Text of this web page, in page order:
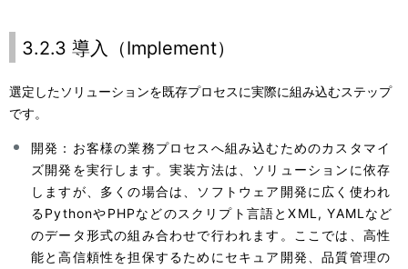
3.2.3 導入（Implement）
選定したソリューションを既存プロセスに実際に組み込むステップ
です。
開発：お客様の業務プロセスへ組み込むためのカスタマイ
ズ開発を実行します。実装方法は、ソリューションに依存
しますが、多くの場合は、ソフトウェア開発に広く使われ
るPythonやPHPなどのスクリプト言語とXML, YAMLなど
のデータ形式の組み合わせで行われます。ここでは、高性
能と高信頼性を担保するためにセキュア開発、品質管理の